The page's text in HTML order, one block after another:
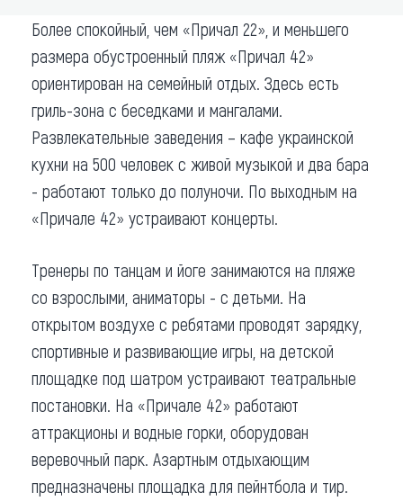
Коллекция впечатлений
Другие рубрики
Более спокойный, чем «Причал 22», и меньшего
размера обустроенный пляж «Причал 42»
ориентирован на семейный отдых. Здесь есть
гриль-зона с беседками и мангалами.
Развлекательные заведения – кафе украинской
кухни на 500 человек с живой музыкой и два бара
- работают только до полуночи. По выходным на
«Причале 42» устраивают концерты.
Тренеры по танцам и йоге занимаются на пляже
со взрослыми, аниматоры - с детьми. На
открытом воздухе с ребятами проводят зарядку,
спортивные и развивающие игры, на детской
площадке под шатром устраивают театральные
постановки. На «Причале 42» работают
аттракционы и водные горки, оборудован
веревочный парк. Азартным отдыхающим
предназначены площадка для пейнтбола и тир.